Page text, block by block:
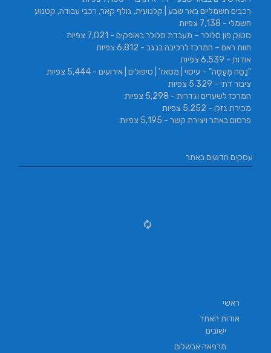
רכבים חשמליים באר שבע | קלנועית, גולף קאר, רכבי עבודה, קטנוע
חשמלי - 7,138 צפיות
סטוק פון סלולר – מעבדת סלולר באופקים - 7,021 צפיות
חוות ראם – המרכז לרכיבה בנגב - 6,812 צפיות
אודות - 6,539 צפיות
"נַסֵּה מְעַסֶּה" – עיסוי | מסאז' | טיפולים | אירועים - 5,444 צפיות
ציבור דתי - 5,329 צפיות
המרכז לשערים וגדרות - 5,298 צפיות
מכירת גזלן - 5,252 צפיות
פרסום באתר ויצירת קשר - 5,195 צפיות
עסקים חדשים באתר
ראשי
אודות האתר
ישובים
מרפאה אבשלום